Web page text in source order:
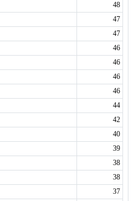
48
47
47
46
46
46
46
44
42
40
39
38
38
37